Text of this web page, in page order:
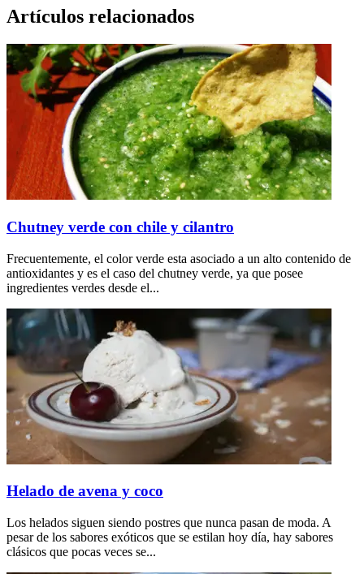
Artículos relacionados
Chutney verde con chile y cilantro
Frecuentemente, el color verde esta asociado a un alto contenido de
antioxidantes y es el caso del chutney verde, ya que posee
ingredientes verdes desde el...
Helado de avena y coco
Los helados siguen siendo postres que nunca pasan de moda. A
pesar de los sabores exóticos que se estilan hoy día, hay sabores
clásicos que pocas veces se...